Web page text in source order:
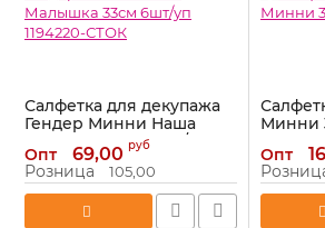
Салфетка для декупажа
Гендер Минни Наша
Малышка 33см 6шт/уп
1194220-СТОК
Артикул: 1194220-СТОК
Опт 69,00 руб
Розница 105,00
Минни
Артикул:
Опт